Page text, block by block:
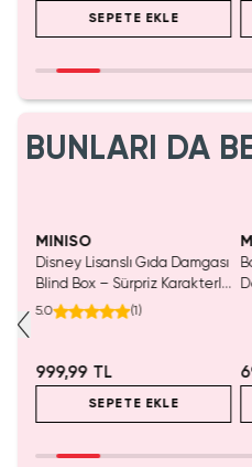
SEPETE EKLE
BUNLARI DA
MINISO
Disney Lisanslı Gıda Damgası
Blind Box – Sürpriz Karakterli
Eğlenceli Sunum
5.0 (1)
999,99 TL
SEPETE EKLE